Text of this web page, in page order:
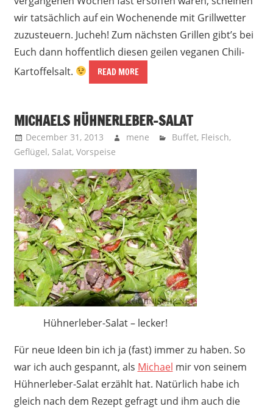
wir tatsächlich auf ein Wochenende mit Grillwetter
zuzusteuern. Jucheh! Zum nächsten Grillen gibt’s bei
Euch dann hoffentlich diesen geilen veganen Chili-
Kartoffelsalt.
READ MORE
MICHAELS HÜHNERLEBER-SALAT
December 31, 2013 mene Buffet, Fleisch,
Geflügel, Salat, Vorspeise
Hühnerleber-Salat – lecker!
Für neue Ideen bin ich ja (fast) immer zu haben. So
war ich auch gespannt, als Michael mir von seinem
Hühnerleber-Salat erzählt hat. Natürlich habe ich
gleich nach dem Rezept gefragt und ihm auch die